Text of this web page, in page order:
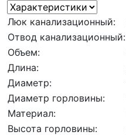
Люк канализационный:
Отвод канализационный:
Объем:
Длина:
Диаметр:
Диаметр горловины:
Материал:
Высота горловины: